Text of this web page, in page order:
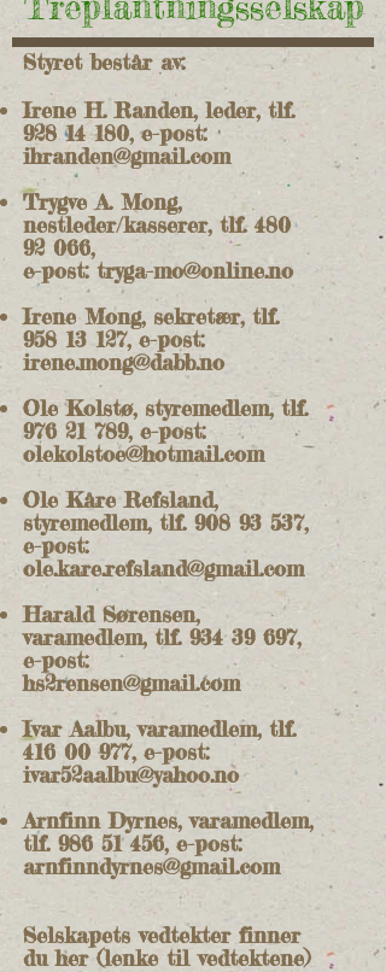
Styret består av:
Irene H. Randen, leder, tlf.
928 14 180, e-post:
ihranden@gmail.com
Trygve A. Mong,
nestleder/kasserer, tlf. 480
92 066,
e-post: tryga-mo@online.no
Irene Mong, sekretær, tlf.
958 13 127, e-post:
irene.mong@dabb.no
Ole Kolstø, styremedlem, tlf.
976 21 789, e-post:
olekolstoe@hotmail.com
Ole Kåre Refsland,
styremedlem, tlf. 908 93 537,
e-post:
ole.kare.refsland@gmail.com
Harald Sørensen,
varamedlem, tlf. 934 39 697,
e-post:
hs2rensen@gmail.com
Ivar Aalbu, varamedlem, tlf.
416 00 977, e-post:
ivar52aalbu@yahoo.no
Arnfinn Dyrnes, varamedlem,
tlf. 986 51 456, e-post:
arnfinndyrnes@gmail.com
Selskapets vedtekter finner
du her (lenke til vedtektene)